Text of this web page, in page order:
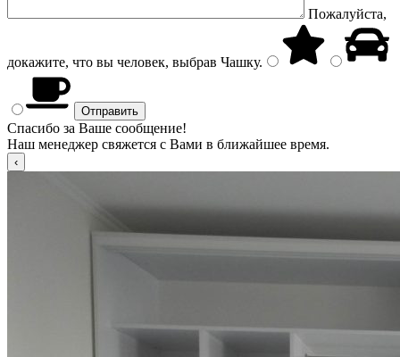
Пожалуйста,
докажите, что вы человек, выбрав Чашку.
Спасибо за Ваше сообщение!
Наш менеджер свяжется с Вами в ближайшее время.